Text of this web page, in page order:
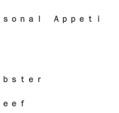
ｏｎａｌ Ａｐｐｅｔｉ
ｓｔｅｒ
ｅｆ